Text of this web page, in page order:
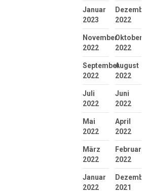
Januar
2023
2022
November
2022
Oktober
2022
September
2022
August
2022
Juli
2022
Juni
2022
Mai
2022
April
2022
März
2022
Februar
2022
Januar
2022
2021